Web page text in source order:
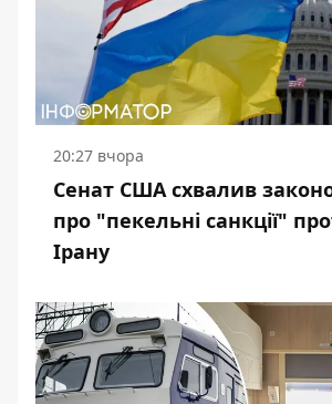
20:27 вчора
Сенат США схвалив
про "пекельні санкції"
Ірану